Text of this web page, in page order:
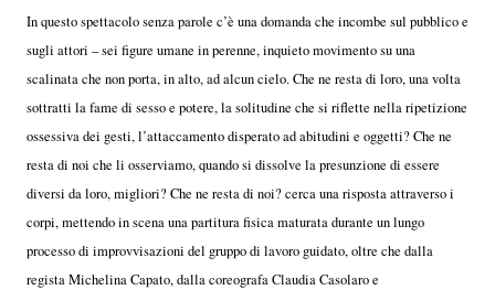
In questo spettacolo senza parole c’è una domanda che incombe sul pubblico e
sugli attori – sei figure umane in perenne, inquieto movimento su una
scalinata che non porta, in alto, ad alcun cielo. Che ne resta di loro, una volta
sottratti la fame di sesso e potere, la solitudine che si riflette nella ripetizione
ossessiva dei gesti, l’attaccamento disperato ad abitudini e oggetti? Che ne
resta di noi che li osserviamo, quando si dissolve la presunzione di essere
diversi da loro, migliori? Che ne resta di noi? cerca una risposta attraverso i
corpi, mettendo in scena una partitura fisica maturata durante un lungo
processo di improvvisazioni del gruppo di lavoro guidato, oltre che dalla
regista Michelina Capato, dalla coreografa Claudia Casolaro e